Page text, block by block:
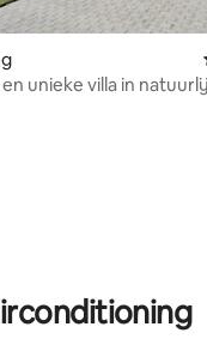
van 4,97 op 5, 32
unieke villa in